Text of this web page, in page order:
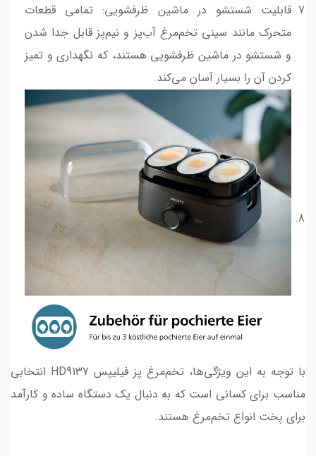
قابلیت شستشو در ماشین ظرفشویی: تمامی قطعات
متحرک مانند سینی تخم‌مرغ آب‌پز و نیم‌پز قابل جدا شدن
و شستشو در ماشین ظرفشویی هستند، که نگهداری و تمیز
کردن آن را بسیار آسان می‌کند.
با توجه به این ویژگی‌ها، تخم‌مرغ پز فیلیپس HD9137 انتخابی
مناسب برای کسانی است که به دنبال یک دستگاه ساده و کارآمد
برای پخت انواع تخم‌مرغ هستند.